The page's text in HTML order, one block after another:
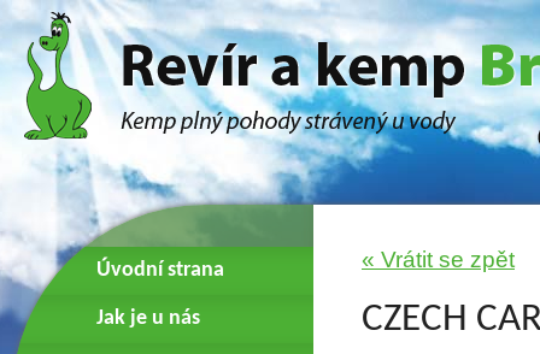
Úvodní strana
Jak je u nás
« Vrátit se zpět
CZECH